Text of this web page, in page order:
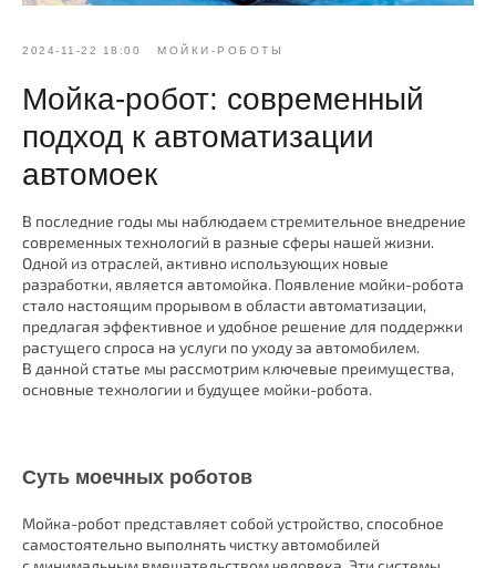
2024-11-22 18:00 МОЙКИ-РОБОТЫ
Мойка-робот: современный
подход к автоматизации
автомоек
В последние годы мы наблюдаем стремительное внедрение
современных технологий в разные сферы нашей жизни.
Одной из отраслей, активно использующих новые
разработки, является автомойка. Появление мойки-робота
стало настоящим прорывом в области автоматизации,
предлагая эффективное и удобное решение для поддержки
растущего спроса на услуги по уходу за автомобилем.
В данной статье мы рассмотрим ключевые преимущества,
основные технологии и будущее мойки-робота.
Суть моечных роботов
Мойка-робот представляет собой устройство, способное
самостоятельно выполнять чистку автомобилей